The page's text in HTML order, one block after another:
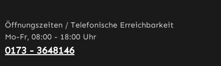
Öffnungszeiten / Telefonische Erreichbarkeit
Mo-Fr, 08:00 - 18:00 Uhr
0173 - 3648146